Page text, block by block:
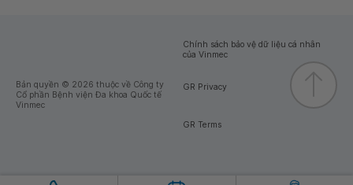
Bản quyền © 2026 thuộc về Công ty
Cổ phần Bệnh viện Đa khoa Quốc tế
Vinmec
Chính sách bảo vệ dữ liệu cá nhân
của Vinmec
GR Privacy
GR Terms